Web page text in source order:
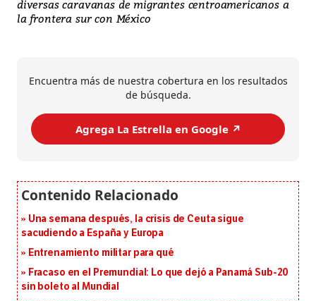
diversas caravanas de migrantes centroamericanos a
la frontera sur con México
Encuentra más de nuestra cobertura en los resultados
de búsqueda.
Agrega La Estrella en Google ↗️
Una semana después, la crisis de Ceuta sigue
sacudiendo a España y Europa
Entrenamiento militar para qué
Fracaso en el Premundial: Lo que dejó a Panamá Sub-20
sin boleto al Mundial